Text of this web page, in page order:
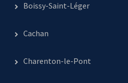
Boissy-Saint-Léger
Cachan
Charenton-le-Pont